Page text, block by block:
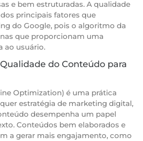
e bem estruturadas. A qualidade
principais fatores que
do Google, pois o algoritmo da
que proporcionam uma
ao usuário.
do Conteúdo para
Optimization) é uma prática
estratégia de marketing digital,
desempenha um papel
Conteúdos bem elaborados e
a gerar mais engajamento, como